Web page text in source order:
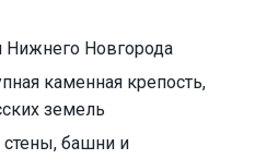
Нижнего Новгорода
каменная крепость,
земель
башни и